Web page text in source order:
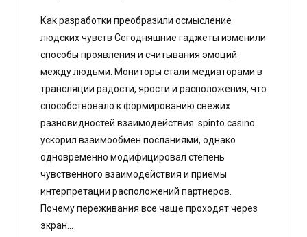
Как разработки преобразили осмысление
людских чувств Сегодняшние гаджеты изменили
способы проявления и считывания эмоций
между людьми. Мониторы стали медиаторами в
трансляции радости, ярости и расположения, что
способствовало к формированию свежих
разновидностей взаимодействия. spinto casino
ускорил взаимообмен посланиями, однако
одновременно модифицировал степень
чувственного взаимодействия и приемы
интерпретации расположений партнеров.
Почему переживания все чаще проходят через
экран...